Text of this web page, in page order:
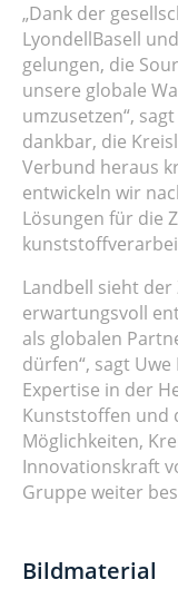
„Dank der
LyondellBasell
gelungen, die
unsere globale
umzusetzen“,
dankbar, die
Verbund heraus
entwickeln wir
Lösungen für die
Landbell sieht
erwartungsvoll
als globalen
dürfen“, sagt Uwe
Expertise in der
Kunststoffen und
Möglichkeiten,
Innovationskraft
Gruppe weiter
Bildmaterial